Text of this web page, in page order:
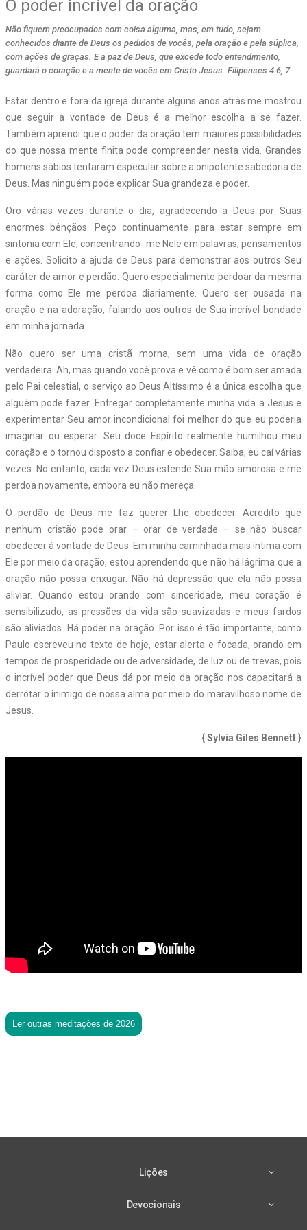
O poder incrível da oração
Não fiquem preocupados com coisa alguma, mas, em tudo, sejam
conhecidos diante de Deus os pedidos de vocês, pela oração e pela súplica,
com ações de graças. E a paz de Deus, que excede todo entendimento,
guardará o coração e a mente de vocês em Cristo Jesus. Filipenses 4:6, 7
Estar dentro e fora da igreja durante alguns anos atrás me mostrou
que seguir a vontade de Deus é a melhor escolha a se fazer.
Também aprendi que o poder da oração tem maiores possibilidades
do que nossa mente finita pode compreender nesta vida. Grandes
homens sábios tentaram especular sobre a onipotente sabedoria de
Deus. Mas ninguém pode explicar Sua grandeza e poder.
Oro várias vezes durante o dia, agradecendo a Deus por Suas
enormes bênçãos. Peço continuamente para estar sempre em
sintonia com Ele, concentrando- me Nele em palavras, pensamentos
e ações. Solicito a ajuda de Deus para demonstrar aos outros Seu
caráter de amor e perdão. Quero especialmente perdoar da mesma
forma como Ele me perdoa diariamente. Quero ser ousada na
oração e na adoração, falando aos outros de Sua incrível bondade
em minha jornada.
Não quero ser uma cristã morna, sem uma vida de oração
verdadeira. Ah, mas quando você prova e vê como é bom ser amada
pelo Pai celestial, o serviço ao Deus Altíssimo é a única escolha que
alguém pode fazer. Entregar completamente minha vida a Jesus e
experimentar Seu amor incondicional foi melhor do que eu poderia
imaginar ou esperar. Seu doce Espírito realmente humilhou meu
coração e o tornou disposto a confiar e obedecer. Saiba, eu caí várias
vezes. No entanto, cada vez Deus estende Sua mão amorosa e me
perdoa novamente, embora eu não mereça.
O perdão de Deus me faz querer Lhe obedecer. Acredito que
nenhum cristão pode orar – orar de verdade – se não buscar
obedecer à vontade de Deus. Em minha caminhada mais íntima com
Ele por meio da oração, estou aprendendo que não há lágrima que a
oração não possa enxugar. Não há depressão que ela não possa
aliviar. Quando estou orando com sinceridade, meu coração é
sensibilizado, as pressões da vida são suavizadas e meus fardos
são aliviados. Há poder na oração. Por isso é tão importante, como
Paulo escreveu no texto de hoje, estar alerta e focada, orando em
tempos de prosperidade ou de adversidade, de luz ou de trevas, pois
o incrível poder que Deus dá por meio da oração nos capacitará a
derrotar o inimigo de nossa alma por meio do maravilhoso nome de
Jesus.
{ Sylvia Giles Bennett }
Ler outras meditações de 2026
Lições
Devocionais